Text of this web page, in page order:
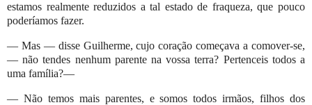
estamos realmente reduzidos a tal estado de fraqueza, que pouco
poderíamos fazer.
— Mas — disse Guilherme, cujo coração começava a comover-se,
— não tendes nenhum parente na vossa terra? Pertenceis todos a
uma família?—
— Não temos mais parentes, e somos todos irmãos, filhos dos